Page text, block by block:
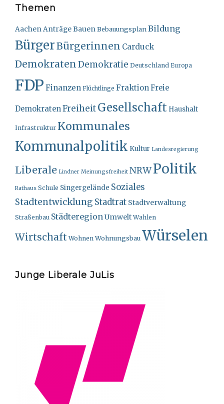
Themen
AachenAnträgeBauenBebauungsplanBildung
BürgerBürgerinnen Carduck
DemokratenDemokratie Deutschland Europa
FDP Finanzen Flüchtlinge FraktionFreie
DemokratenFreiheitGesellschaft Haushalt
Infrastruktur Kommunales
Kommunalpolitik Kultur Landesregierung
Liberale Lindner Meinungsfreiheit NRWPolitik
Rathaus Schule Singergelände Soziales
Stadtentwicklung Stadtrat Stadtverwaltung
Straßenbau Städteregion Umwelt Wahlen
Wirtschaft Wohnen WohnungsbauWürselen
Junge Liberale JuLis